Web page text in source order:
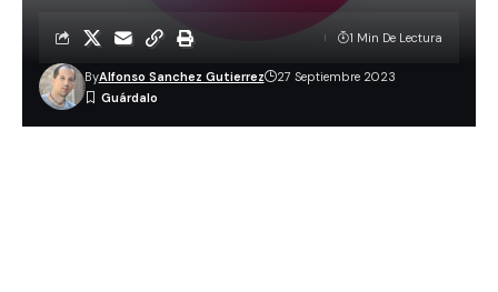
ByAlfonso Sanchez Gutierrez 27 Septiembre 2023
1 Min De Lectura